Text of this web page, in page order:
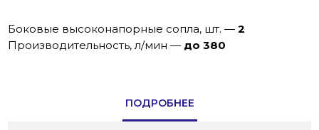
Боковые высоконапорные сопла, шт. —2
Производительнoсть, л/мин — до 380
ПОДРОБНЕЕ